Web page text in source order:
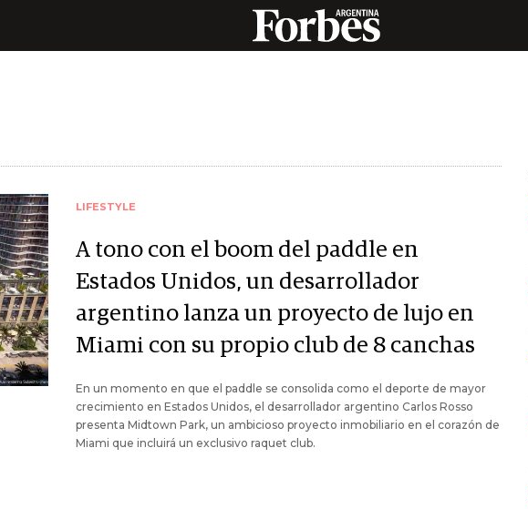
LIFESTYLE
A tono con el boom del paddle en
Estados Unidos, un desarrollador
argentino lanza un proyecto de lujo en
Miami con su propio club de 8 canchas
En un momento en que el paddle se consolida como el deporte de mayor
crecimiento en Estados Unidos, el desarrollador argentino Carlos Rosso
presenta Midtown Park, un ambicioso proyecto inmobiliario en el corazón de
Miami que incluirá un exclusivo raquet club.